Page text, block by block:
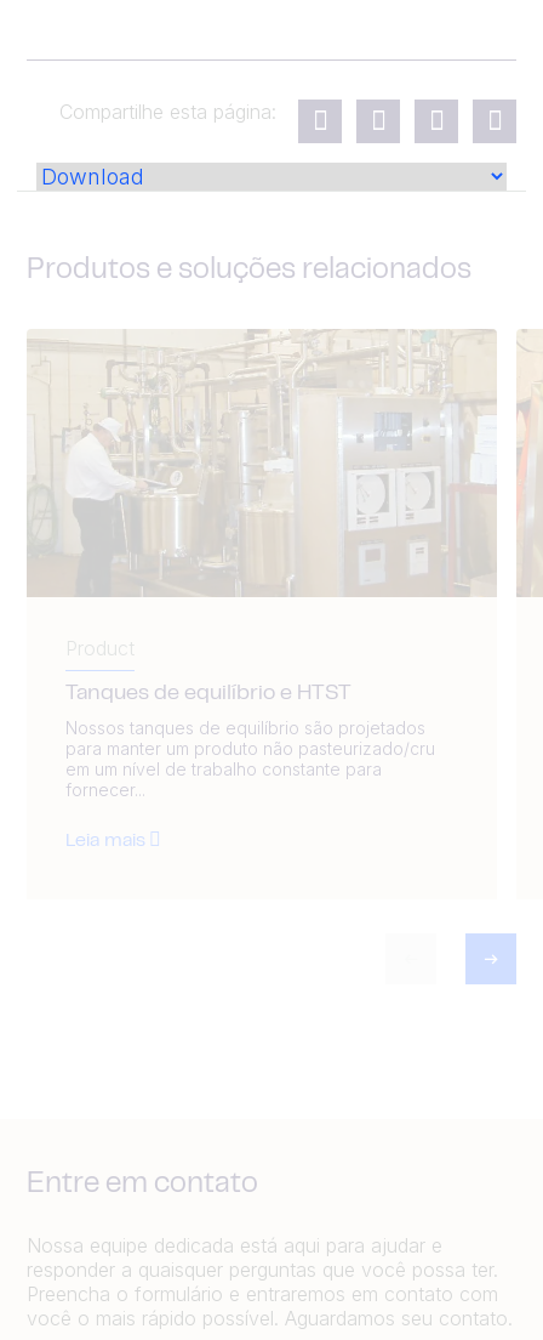
Compartilhe esta página:
Produtos e soluções relacionados
Product
Tanques de equilíbrio e HTST
Nossos tanques de equilíbrio são projetados
para manter um produto não pasteurizado/cru
em um nível de trabalho constante para
fornecer...
Leia mais
Entre em contato
Nossa equipe dedicada está aqui para ajudar e
responder a quaisquer perguntas que você possa ter.
Preencha o formulário e entraremos em contato com
você o mais rápido possível. Aguardamos seu contato.